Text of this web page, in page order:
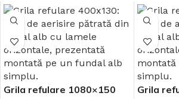
Grila refulare 1080×150 Grila